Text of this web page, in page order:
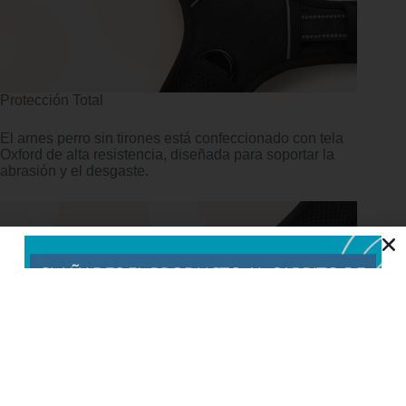
Protección Total
El arnes perro sin tirones está confeccionado con tela
Oxford de alta resistencia, diseñada para soportar la
abrasión y el desgaste.